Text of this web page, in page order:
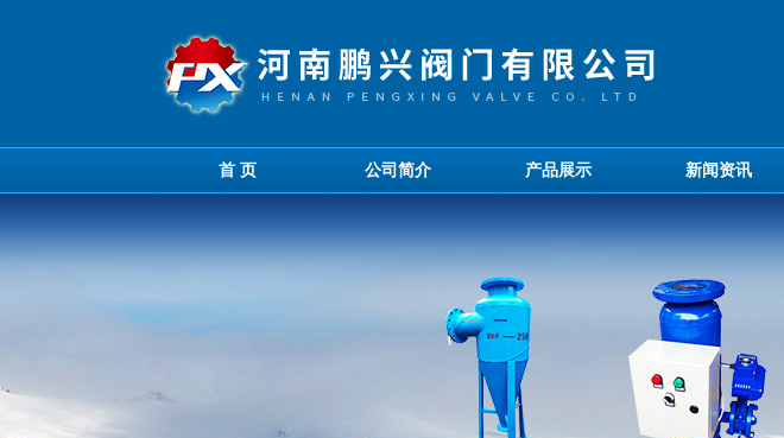
首 页 公司简介 产品展示 新闻资讯